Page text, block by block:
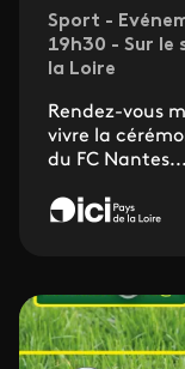
Sport -
19h30 - Sur le
la Loire
Rendez-vous
vivre la
du FC Nantes...